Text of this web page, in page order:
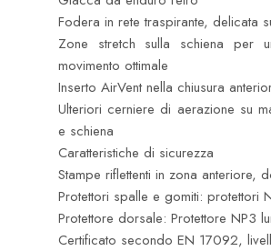
Fodera in rete traspirante, delicata
Zone stretch sulla schiena per
movimento ottimale
Inserto AirVent nella chiusura
Ulteriori cerniere di aerazione su
e schiena
Caratteristiche di sicurezza
Stampe riflettenti in zona anteriore,
Protettori spalle e gomiti: protettori
Protettore dorsale: Protettore NP3
Certificato secondo EN 17092,